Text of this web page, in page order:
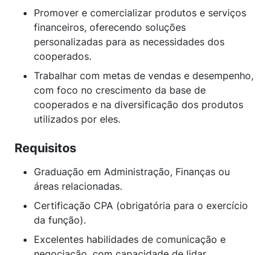
Promover e comercializar produtos e serviços
financeiros, oferecendo soluções
personalizadas para as necessidades dos
cooperados.
Trabalhar com metas de vendas e desempenho,
com foco no crescimento da base de
cooperados e na diversificação dos produtos
utilizados por eles.
Requisitos
Graduação em Administração, Finanças ou
áreas relacionadas.
Certificação CPA (obrigatória para o exercício
da função).
Excelentes habilidades de comunicação e